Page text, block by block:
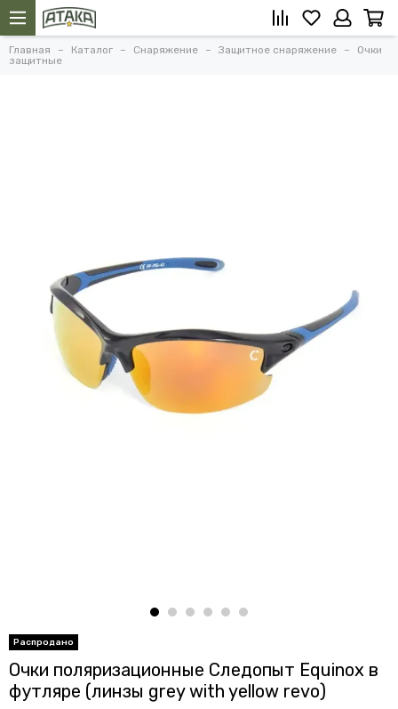
Главная Каталог Снаряжение Защитное снаряжение
Очки
защитные
Очки поляризационные Следопыт Equinox в
футляре (линзы grey with yellow revo)